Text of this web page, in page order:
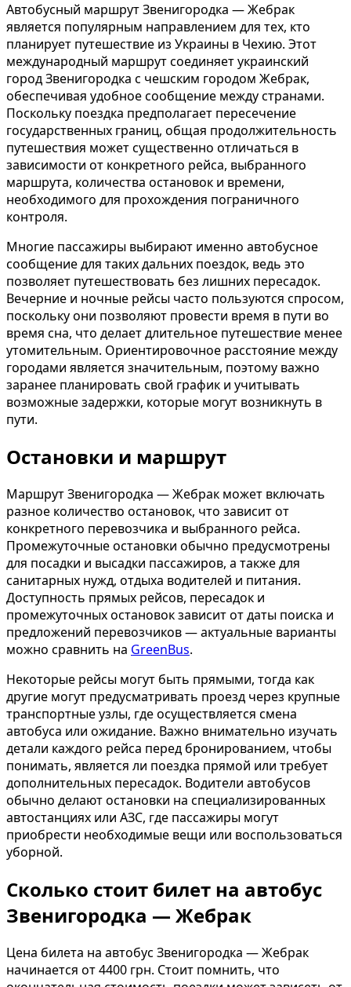
Автобусный маршрут Звенигородка — Жебрак
является популярным направлением для тех, кто
планирует путешествие из Украины в Чехию. Этот
международный маршрут соединяет украинский
город Звенигородка с чешским городом Жебрак,
обеспечивая удобное сообщение между странами.
Поскольку поездка предполагает пересечение
государственных границ, общая продолжительность
путешествия может существенно отличаться в
зависимости от конкретного рейса, выбранного
маршрута, количества остановок и времени,
необходимого для прохождения пограничного
контроля.
Многие пассажиры выбирают именно автобусное
сообщение для таких дальних поездок, ведь это
позволяет путешествовать без лишних пересадок.
Вечерние и ночные рейсы часто пользуются спросом,
поскольку они позволяют провести время в пути во
время сна, что делает длительное путешествие менее
утомительным. Ориентировочное расстояние между
городами является значительным, поэтому важно
заранее планировать свой график и учитывать
возможные задержки, которые могут возникнуть в
пути.
Остановки и маршрут
Маршрут Звенигородка — Жебрак может включать
разное количество остановок, что зависит от
конкретного перевозчика и выбранного рейса.
Промежуточные остановки обычно предусмотрены
для посадки и высадки пассажиров, а также для
санитарных нужд, отдыха водителей и питания.
Доступность прямых рейсов, пересадок и
промежуточных остановок зависит от даты поиска и
предложений перевозчиков — актуальные варианты
можно сравнить на GreenBus.
Некоторые рейсы могут быть прямыми, тогда как
другие могут предусматривать проезд через крупные
транспортные узлы, где осуществляется смена
автобуса или ожидание. Важно внимательно изучать
детали каждого рейса перед бронированием, чтобы
понимать, является ли поездка прямой или требует
дополнительных пересадок. Водители автобусов
обычно делают остановки на специализированных
автостанциях или АЗС, где пассажиры могут
приобрести необходимые вещи или воспользоваться
уборной.
Сколько стоит билет на автобус
Звенигородка — Жебрак
Цена билета на автобус Звенигородка — Жебрак
начинается от 4400 грн. Стоит помнить, что